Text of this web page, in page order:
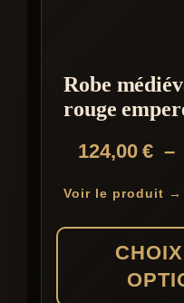
Robe
rouge
124,00€ –
Voir le produit →